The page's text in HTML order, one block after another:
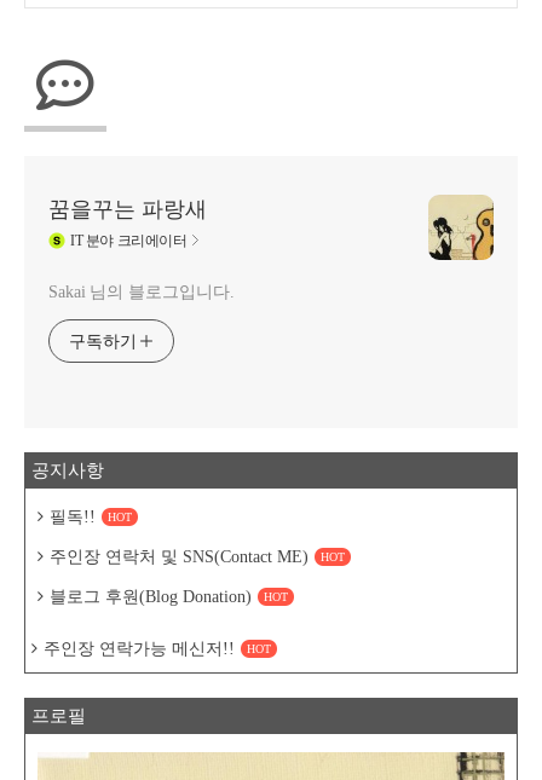
꿈을꾸는 파랑새
IT분야 크리에이터
Sakai 님의 블로그입니다.
구독하기
공지사항
필독!! HOT
주인장 연락처 및 SNS(Contact ME) HOT
블로그 후원(Blog Donation) HOT
주인장 연락가능 메신저!! HOT
프로필